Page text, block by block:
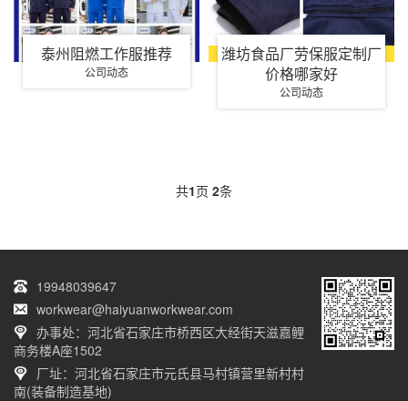
泰州阻燃工作服推荐
公司动态
潍坊食品厂劳保服定制厂
价格哪家好
公司动态
共1页 2条
19948039647
workwear@haiyuanworkwear.com
办事处：河北省石家庄市桥西区大经街天滋嘉鲤
商务楼A座1502
厂址：河北省石家庄市元氏县马村镇营里新村村
南(装备制造基地)